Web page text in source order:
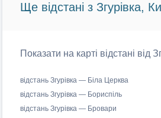
Ще відстані з Згурівка,
Показати на карті відстані від
відстань Згурівка — Біла Церква
відстань Згурівка — Бориспіль
відстань Згурівка — Бровари